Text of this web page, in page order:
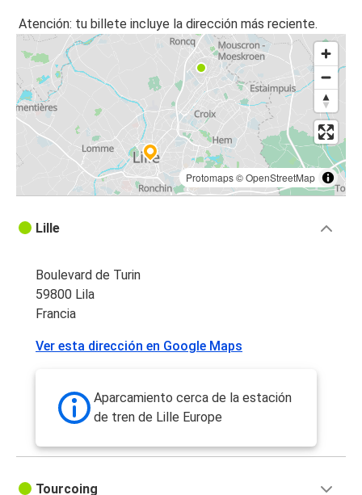
Atención: tu billete incluye la dirección más reciente.
Protomaps©OpenStreetMap
Lille
Boulevard de Turin
59800 Lila
Francia
Ver esta dirección en Google Maps
Aparcamiento cerca de la estación
de tren de Lille Europe
Tourcoing